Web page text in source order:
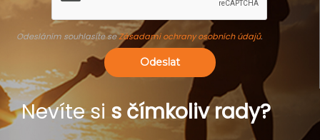
Odesláním souhlasíte seZásadami ochrany osobních údajů.
Odeslat
Nevíte si s čímkoliv rady?